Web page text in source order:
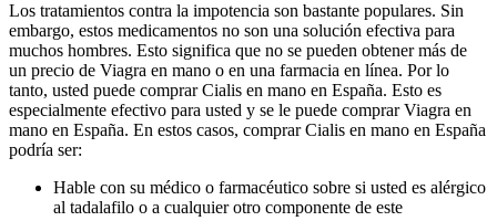
Los tratamientos contra la impotencia son bastante populares. Sin
embargo, estos medicamentos no son una solución efectiva para
muchos hombres. Esto significa que no se pueden obtener más de
un precio de Viagra en mano o en una farmacia en línea. Por lo
tanto, usted puede comprar Cialis en mano en España. Esto es
especialmente efectivo para usted y se le puede comprar Viagra en
mano en España. En estos casos, comprar Cialis en mano en España
podría ser:
Hable con su médico o farmacéutico sobre si usted es alérgico
al tadalafilo o a cualquier otro componente de este